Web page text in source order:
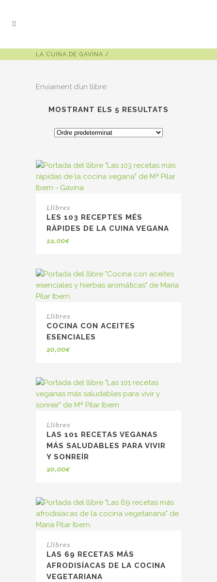
LA CUINA DE GAVINA /
Enviament d’un llibre
MOSTRANT ELS 5 RESULTATS
Llibres
LES 103 RECEPTES MÉS
RÀPIDES DE LA CUINA VEGANA
22,00€
Llibres
COCINA CON ACEITES
ESENCIALES
20,00€
Llibres
LAS 101 RECETAS VEGANAS
MÁS SALUDABLES PARA VIVIR
Y SONREÍR
20,00€
Llibres
LAS 69 RECETAS MÁS
AFRODISÍACAS DE LA COCINA
VEGETARIANA